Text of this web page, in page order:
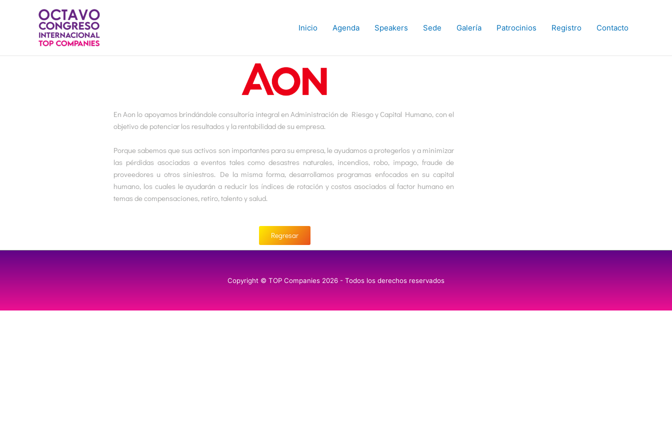
Inicio Agenda Speakers Sede Galería Patrocinios Registro Contacto
En Aon lo apoyamos brindándole consultoría integral en Administración de Riesgo y Capital Humano, con el
objetivo de potenciar los resultados y la rentabilidad de su empresa.
Porque sabemos que sus activos son importantes para su empresa, le ayudamos a protegerlos y a minimizar
las pérdidas asociadas a eventos tales como desastres naturales, incendios, robo, impago, fraude de
proveedores u otros siniestros. De la misma forma, desarrollamos programas enfocados en su capital
humano, los cuales le ayudarán a reducir los índices de rotación y costos asociados al factor humano en
temas de compensaciones, retiro, talento y salud.
Regresar
Copyright © TOP Companies 2026 - Todos los derechos reservados